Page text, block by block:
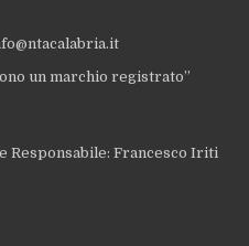
un marchio registrato”
Responsabile: Francesco Iriti